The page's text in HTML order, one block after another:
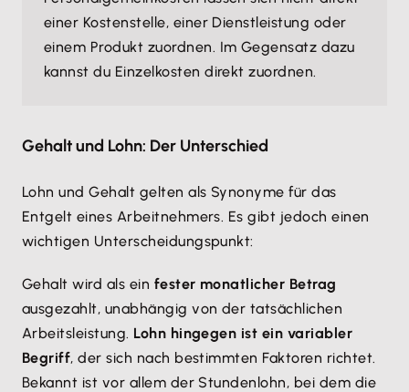
einer Kostenstelle, einer Dienstleistung oder
einem Produkt zuordnen. Im Gegensatz dazu
kannst du Einzelkosten direkt zuordnen.
Gehalt und Lohn: Der Unterschied
Lohn und Gehalt gelten als Synonyme für das
Entgelt eines Arbeitnehmers. Es gibt jedoch einen
wichtigen Unterscheidungspunkt:
Gehalt wird als ein fester monatlicher Betrag
ausgezahlt, unabhängig von der tatsächlichen
Arbeitsleistung. Lohn hingegen ist ein variabler
Begriff, der sich nach bestimmten Faktoren richtet.
Bekannt ist vor allem der Stundenlohn, bei dem die